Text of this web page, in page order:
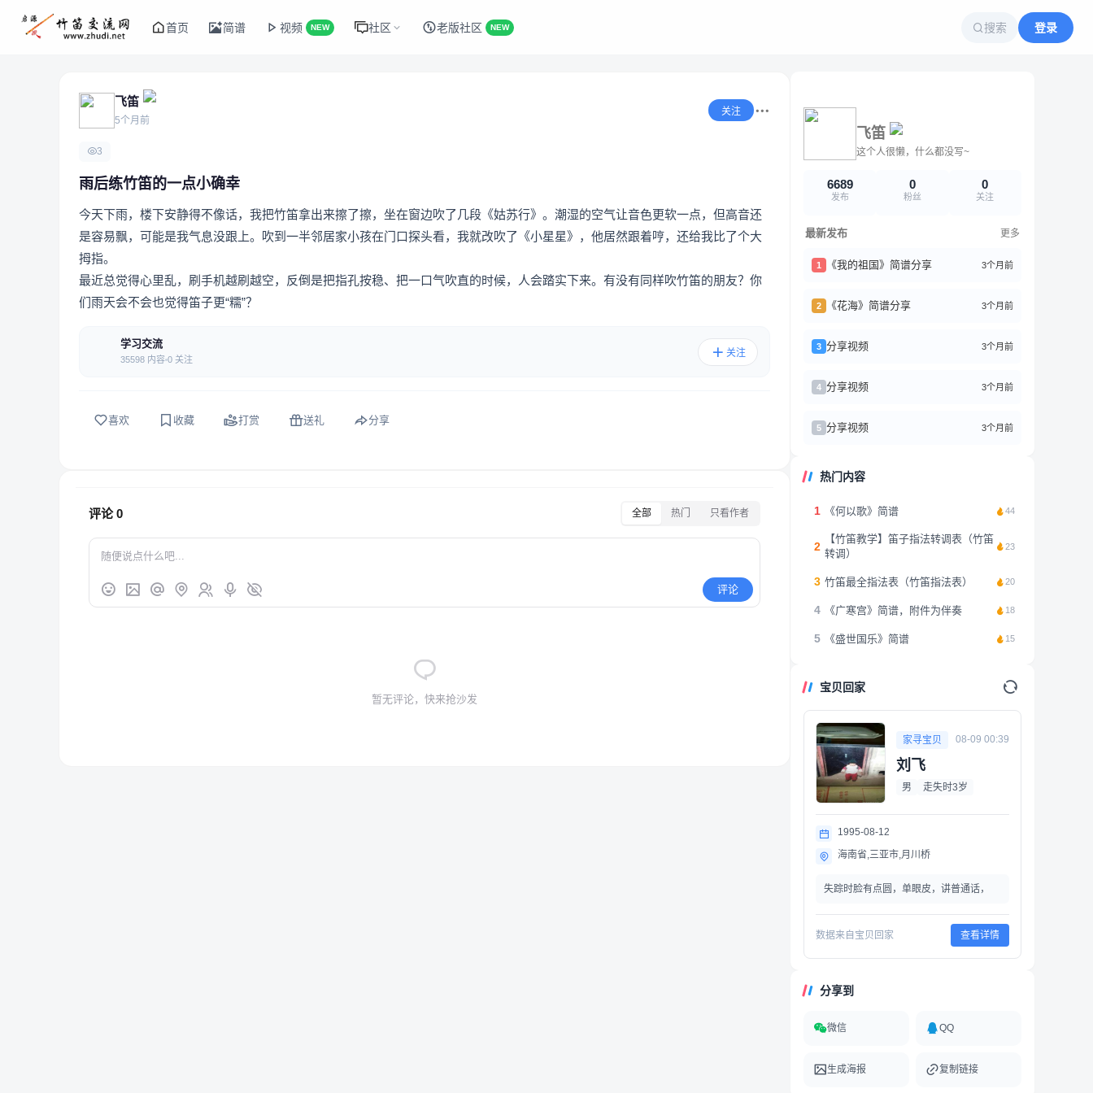
首页 简谱 视频 NEW 社区 老版社区 NEW 搜索 登录
飞笛
5个月前
关注
3
雨后练竹笛的一点小确幸
今天下雨，楼下安静得不像话，我把竹笛拿出来擦了擦，坐在窗边吹了几段《姑苏行》。潮湿的空气让音色更软一点，但高音还
是容易飘，可能是我气息没跟上。吹到一半邻居家小孩在门口探头看，我就改吹了《小星星》，他居然跟着哼，还给我比了个大
拇指。
最近总觉得心里乱，刷手机越刷越空，反倒是把指孔按稳、把一口气吹直的时候，人会踏实下来。有没有同样吹竹笛的朋友？你
们雨天会不会也觉得笛子更“糯”？
学习交流
35598 内容 0 关注
关注
喜欢 收藏 打赏 送礼 分享
评论0 全部 热门 只看作者
评论
暂无评论，快来抢沙发
飞笛
这个人很懒，什么都没写~
6689
发布
0
粉丝
0
关注
最新发布 更多
1 《我的祖国》简谱分享 3个月前
2 《花海》简谱分享 3个月前
3 分享视频 3个月前
4 分享视频 3个月前
5 分享视频 3个月前
热门内容
1 《何以歌》简谱 44
2
【竹笛教学】笛子指法转调表（竹笛
转调）
23
3 竹笛最全指法表（竹笛指法表） 20
4 《广寒宫》简谱，附件为伴奏 18
5 《盛世国乐》简谱 15
宝贝回家
家寻宝贝 08-09 00:39
刘飞
男 走失时3岁
1995-08-12
海南省,三亚市,月川桥
失踪时脸有点圆，单眼皮，讲普通话，
数据来自宝贝回家 查看详情
分享到
微信 QQ
生成海报 复制链接